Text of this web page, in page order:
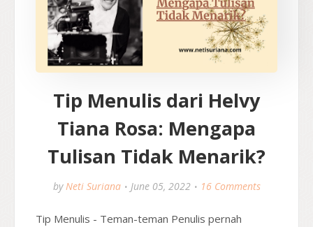
Tip Menulis dari Helvy
Tiana Rosa: Mengapa
Tulisan Tidak Menarik?
by Neti Suriana June 05, 2022 16 Comments
Tip Menulis - Teman-teman Penulis pernah